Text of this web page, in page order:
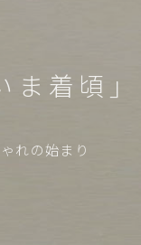
ま着頃」
れの始まり